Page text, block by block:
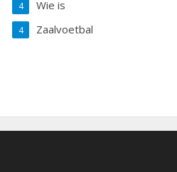
Wie is
4
Zaalvoetbal
4